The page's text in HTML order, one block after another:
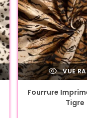
VUE
Fourrure
Tigre